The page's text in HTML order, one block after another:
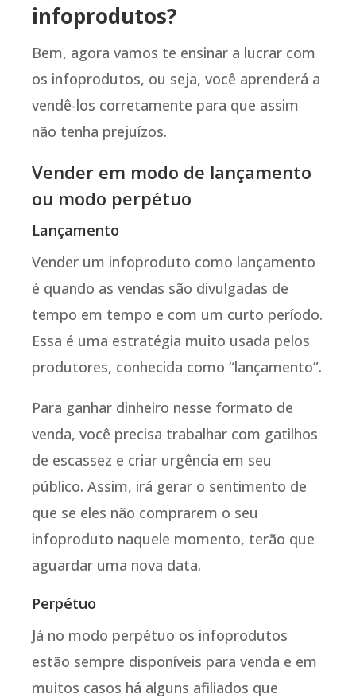
infoprodutos?
Bem, agora vamos te ensinar a lucrar com
os infoprodutos, ou seja, você aprenderá a
vendê-los corretamente para que assim
não tenha prejuízos.
Vender em modo de lançamento
ou modo perpétuo
Lançamento
Vender um infoproduto como lançamento
é quando as vendas são divulgadas de
tempo em tempo e com um curto período.
Essa é uma estratégia muito usada pelos
produtores, conhecida como “lançamento”.
Para ganhar dinheiro nesse formato de
venda, você precisa trabalhar com gatilhos
de escassez e criar urgência em seu
público. Assim, irá gerar o sentimento de
que se eles não comprarem o seu
infoproduto naquele momento, terão que
aguardar uma nova data.
Perpétuo
Já no modo perpétuo os infoprodutos
estão sempre disponíveis para venda e em
muitos casos há alguns afiliados que